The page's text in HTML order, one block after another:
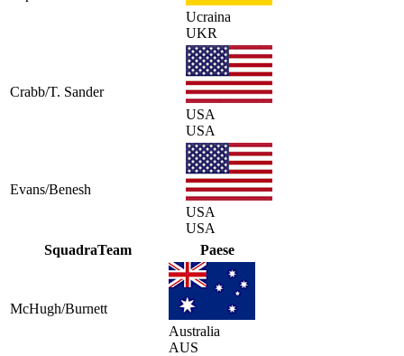
Ucraina
UKR
Crabb/T. Sander
USA
USA
Evans/Benesh
USA
USA
SquadraTeam Paese
McHugh/Burnett
Australia
AUS